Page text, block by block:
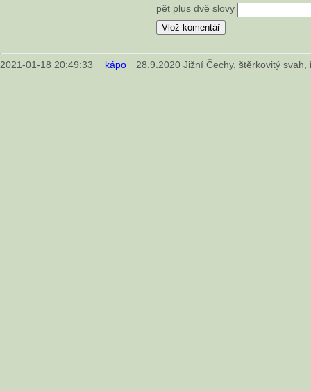
pět plus dvě slovy
2021-01-18 20:49:33 kápo 28.9.2020 Jižní Čechy, štěrkovitý